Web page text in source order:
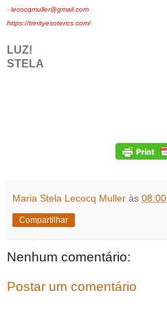
- lecocqmuller@gmail.com
https://trinityesoterics.com/
LUZ!
STELA
Maria Stela Lecocq Muller às 08:00
Compartilhar
Nenhum comentário:
Postar um comentário